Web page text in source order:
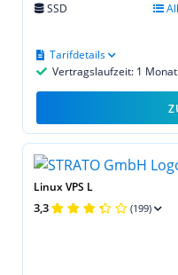
SSD
Vertragslaufzeit: 1 Monat
Tarifdetails
Linux VPS L
3,3 (199)